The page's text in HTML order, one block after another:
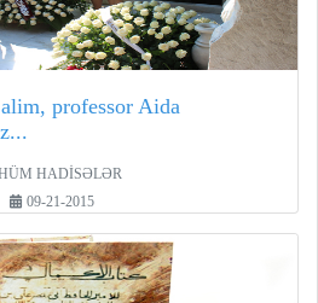
professor Aida
HADİSƏLƏR
09-21-2015